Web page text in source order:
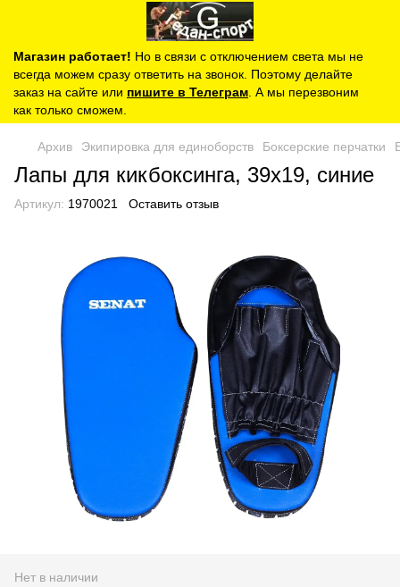
Магазин работает! Но в связи с отключением света мы не
всегда можем сразу ответить на звонок. Поэтому делайте
заказ на сайте или пишите в Телеграм . А мы перезвоним
как только сможем.
Архив Экипировка для единоборств Боксерские перчатки
Лапы для кикбоксинга, 39х19, синие
Артикул: 1970021 Оставить отзыв
Нет в наличии